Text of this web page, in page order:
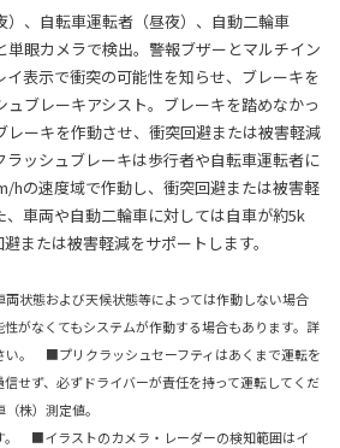
）、自転車運転者（昼夜）、自動二輪車
単眼カメラで検出。警報ブザーとマルチイン
イ表示で衝突の可能性を知らせ、ブレーキを
ブレーキアシスト。ブレーキを踏めなかっ
レーキを作動させ、衝突回避または被害軽減
ラッシュブレーキは歩行者や自転車運転者に
hの速度域で作動し、衝突回避または被害軽
車両や自動二輪車に対しては自車が約5k
または被害軽減をサポートします。
状態および天候状態等によっては作動しない場合
がなくてもシステムが作動する場合もあります。詳
。
■プリクラッシュセーフティはあくまで運転を
せず、必ずドライバーが責任を持って運転してくだ
株）測定値。
。 ■イラストのカメラ・レーダーの検知範囲はイ